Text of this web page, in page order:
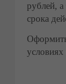
рублей,
срока